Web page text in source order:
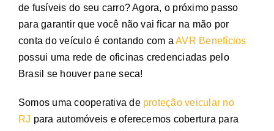
de fusíveis do seu carro? Agora, o próximo passo
para garantir que você não vai ficar na mão por
conta do veículo é contando com aAVR Benefícios
possui uma rede de oficinas credenciadas pelo
Brasil se houver pane seca!
Somos uma cooperativa de proteção veicular no
RJ para automóveis e oferecemos cobertura para